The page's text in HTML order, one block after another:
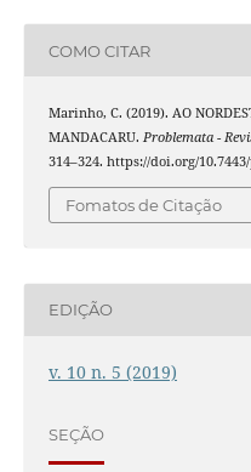
COMO CITAR
Marinho, C. (2019). AO
MANDACARU. Problemata -
314–324. https://doi.org/
Fomatos de Citação
EDIÇÃO
v. 10 n. 5 (2019)
SEÇÃO